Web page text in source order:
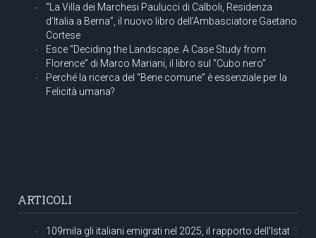
“La Villa dei Marchesi Paulucci di Calboli, Residenza
d’Italia a Berna”, il nuovo libro dell’Ambasciatore Gaetano
Cortese
Esce “Deciding the Landscape. A Case Study from
Florence” di Marco Mariani, il libro sul “Cubo nero”
Perché la ricerca del “Bene comune” è essenziale per la
Felicità umana?
ARTICOLI
109mila gli italiani emigrati nel 2025, il rapporto dell’Istat 5